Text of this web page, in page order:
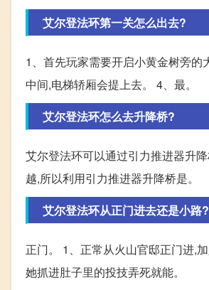
艾尔登法环第一关怎么出去?
1、首先玩家需要开启小黄金树旁
中间,电梯轿厢会提上去。 4、最。
艾尔登法环怎么去升降桥?
艾尔登法环可以通过引力推进器升
越,所以利用引力推进器升降桥是。
艾尔登法环从正门进去还是小路?
正门。 1、正常从火山官邸正门进,
她抓进肚子里的投技弄死就能。